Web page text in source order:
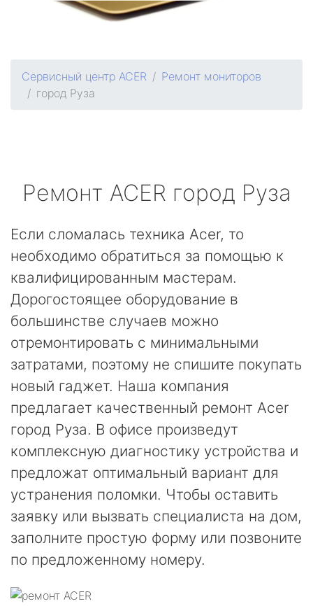
Сервисный центр ACER
Ремонт мониторов
город Руза
Ремонт ACER город Руза
Если сломалась техника Acer, то
необходимо обратиться за помощью к
квалифицированным мастерам.
Дорогостоящее оборудование в
большинстве случаев можно
отремонтировать с минимальными
затратами, поэтому не спишите покупать
новый гаджет. Наша компания
предлагает качественный ремонт Acer
город Руза. В офисе произведут
комплексную диагностику устройства и
предложат оптимальный вариант для
устранения поломки. Чтобы оставить
заявку или вызвать специалиста на дом,
заполните простую форму или позвоните
по предложенному номеру.